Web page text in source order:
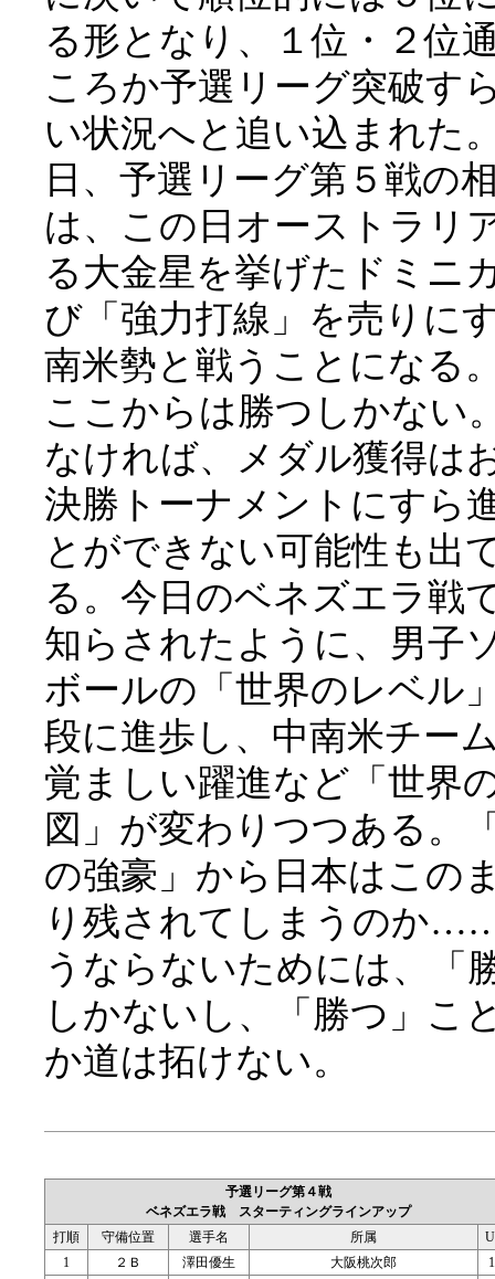
る形となり、１位・２位
ころか予選リーグ突破す
い状況へと追い込まれた
日、予選リーグ第５戦の
は、この日オーストラリ
る大金星を挙げたドミニ
び「強力打線」を売りに
南米勢と戦うことになる
ここからは勝つしかない
なければ、メダル獲得は
決勝トーナメントにすら
とができない可能性も出
る。今日のベネズエラ戦
知らされたように、男子
ボールの「世界のレベル
段に進歩し、中南米チー
覚ましい躍進など「世界
図」が変わりつつある。
の強豪」から日本はこの
り残されてしまうのか
うならないためには、「
しかないし、「勝つ」こ
か道は拓けない。
予選リーグ第４戦
ベネズエラ戦 スターティングラインアップ
打順
守備位置 選手名 所属
1
２Ｂ 澤田優生 大阪桃次郎